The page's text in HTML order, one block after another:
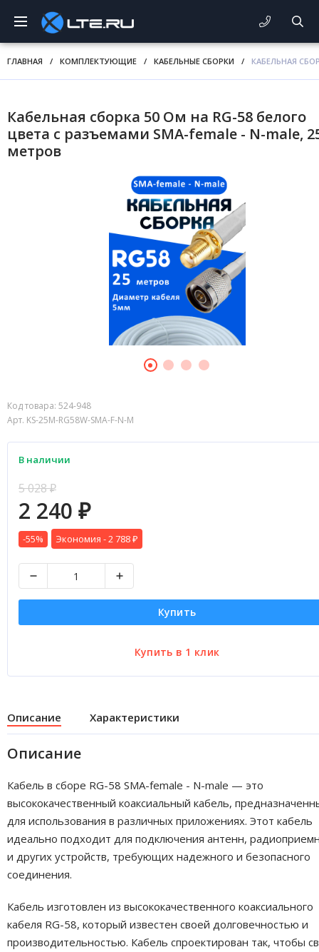
ГЛАВНАЯ / КОМПЛЕКТУЮЩИЕ / КАБЕЛЬНЫЕ СБОРКИ / КАБЕЛЬНАЯ
Кабельная сборка 50 Ом на RG-58 белого
цвета с разъемами SMA-female - N-male,
метров
Код товара: 524-948
Арт. KS-25M-RG58W-SMA-F-N-M
В наличии
5 028₽
2 240 ₽
-55% Экономия -2 788 ₽
Купить
Описание Характеристики
Описание
Кабель в сборе RG-58 SMA-female - N-male — это
высококачественный коаксиальный кабель,
для использования в различных приложениях. Этот кабель
идеально подходит для подключения антенн,
и других устройств, требующих надежного и безопасного
соединения.
Кабель изготовлен из высококачественного коаксиального
кабеля RG-58, который известен своей долговечностью и
производительностью. Кабель спроектирован так, чтобы